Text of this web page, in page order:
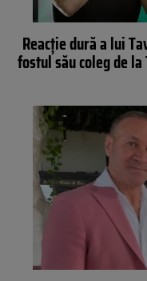
Reacție dură a lui
fostul său coleg de